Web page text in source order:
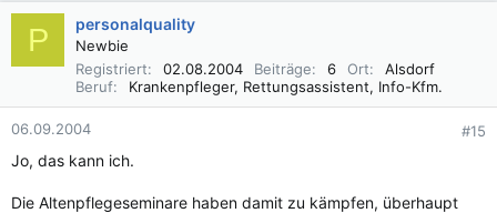
P personalquality
Newbie
Registriert
02.08.2004 Beiträge 6 Ort
Alsdorf
Beruf
Krankenpfleger, Rettungsassistent, Info-Kfm.
06.09.2004 #15
Jo, das kann ich.
Die Altenpflegeseminare haben damit zu kämpfen, überhaupt